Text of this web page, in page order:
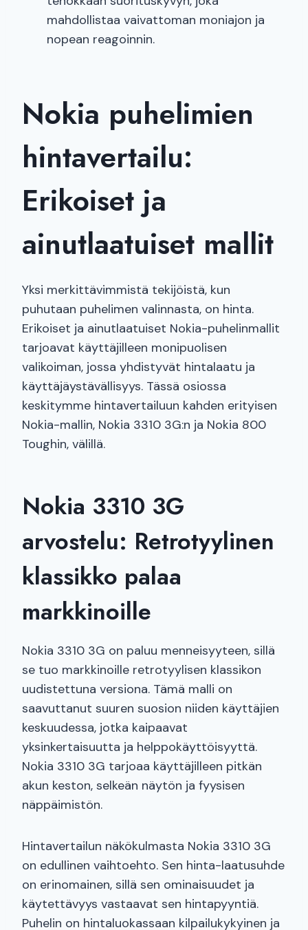
mahdollistaa vaivattoman moniajon ja
nopean reagoinnin.
Nokia puhelimien
hintavertailu:
Erikoiset ja
ainutlaatuiset mallit
Yksi merkittävimmistä tekijöistä, kun
puhutaan puhelimen valinnasta, on hinta.
Erikoiset ja ainutlaatuiset Nokia-puhelinmallit
tarjoavat käyttäjilleen monipuolisen
valikoiman, jossa yhdistyvät hintalaatu ja
käyttäjäystävällisyys. Tässä osiossa
keskitymme hintavertailuun kahden erityisen
Nokia-mallin, Nokia 3310 3G:n ja Nokia 800
Toughin, välillä.
Nokia 3310 3G
arvostelu: Retrotyylinen
klassikko palaa
markkinoille
Nokia 3310 3G on paluu menneisyyteen, sillä
se tuo markkinoille retrotyylisen klassikon
uudistettuna versiona. Tämä malli on
saavuttanut suuren suosion niiden käyttäjien
keskuudessa, jotka kaipaavat
yksinkertaisuutta ja helppokäyttöisyyttä.
Nokia 3310 3G tarjoaa käyttäjilleen pitkän
akun keston, selkeän näytön ja fyysisen
näppäimistön.
Hintavertailun näkökulmasta Nokia 3310 3G
on edullinen vaihtoehto. Sen hinta-laatusuhde
on erinomainen, sillä sen ominaisuudet ja
käytettävyys vastaavat sen hintapyyntiä.
Puhelin on hintaluokassaan kilpailukykyinen ja